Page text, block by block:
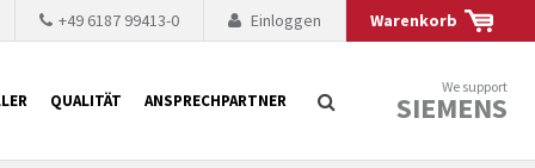
Warenkorb
Einloggen
+49 6187 99413-0
QUALITÄT ANSPRECHPARTNER
We support
SIEMENS